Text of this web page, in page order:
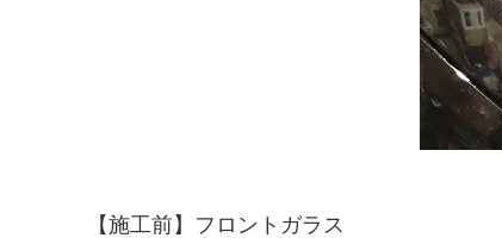
【施工前】フロントガラス